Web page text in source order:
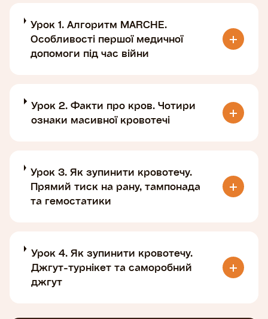
Урок 1. Алгоритм MARCHE.
Особливості першої медичної
допомоги під час війни
Урок 2. Факти про кров. Чотири
ознаки масивної кровотечі
Урок 3. Як зупинити кровотечу.
Прямий тиск на рану, тампонада
та гемостатики
Урок 4. Як зупинити кровотечу.
Джгут-турнікет та саморобний
джгут